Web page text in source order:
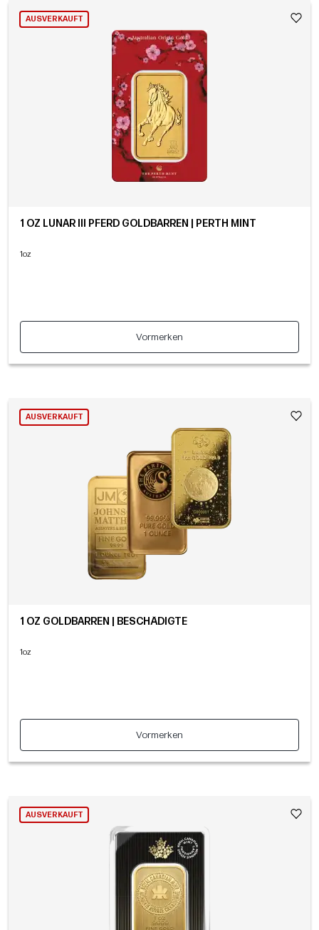
AUSVERKAUFT
1 OZ LUNAR III PFERD GOLDBARREN | PERTH MINT
1oz
Vormerken
AUSVERKAUFT
1 OZ GOLDBARREN | BESCHÄDIGTE
1oz
Vormerken
AUSVERKAUFT